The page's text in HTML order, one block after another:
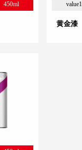
450ml value1
黄金漆